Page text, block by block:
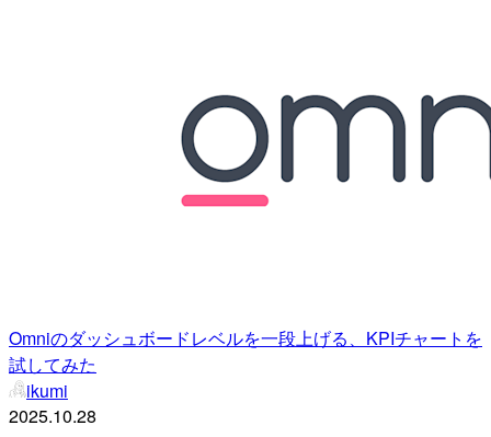
Omniのダッシュボードレベルを一段上げる、KPIチャートを
試してみた
ikumi
2025.10.28